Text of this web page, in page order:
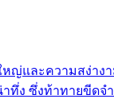
หญ่และความสง่าง
ทึ่ง ซึ่งท้าทายขีดจ